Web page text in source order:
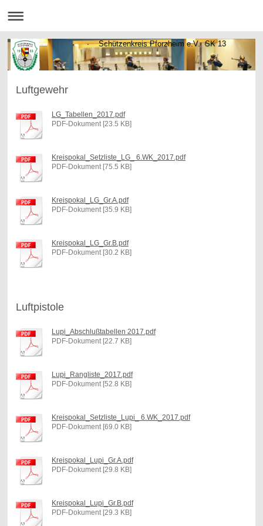
Schützenkreis Pforzheim e.V. SK 13
Luftgewehr
LG_Tabellen_2017.pdf
PDF-Dokument [23.5 KB]
Kreispokal_Setzliste_LG_ 6.WK_2017.pdf
PDF-Dokument [75.5 KB]
Kreispokal_LG_Gr.A.pdf
PDF-Dokument [35.9 KB]
Kreispokal_LG_Gr.B.pdf
PDF-Dokument [30.2 KB]
Luftpistole
Lupi_Abschlußtabellen 2017.pdf
PDF-Dokument [22.7 KB]
Lupi_Rangliste_2017.pdf
PDF-Dokument [52.8 KB]
Kreispokal_Setzliste_Lupi_ 6.WK_2017.pdf
PDF-Dokument [69.0 KB]
Kreispokal_Lupi_Gr.A.pdf
PDF-Dokument [29.8 KB]
Kreispokal_Lupi_Gr.B.pdf
PDF-Dokument [29.3 KB]